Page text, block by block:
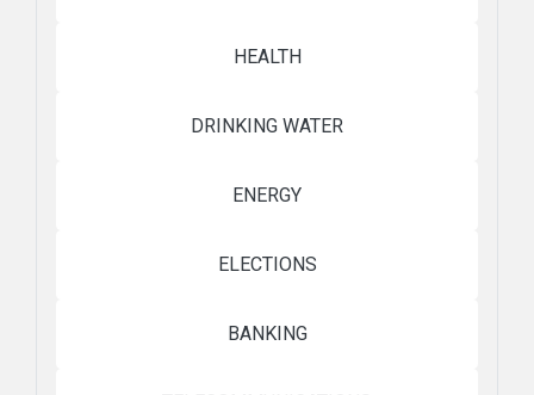
HEALTH
DRINKING WATER
ENERGY
ELECTIONS
BANKING